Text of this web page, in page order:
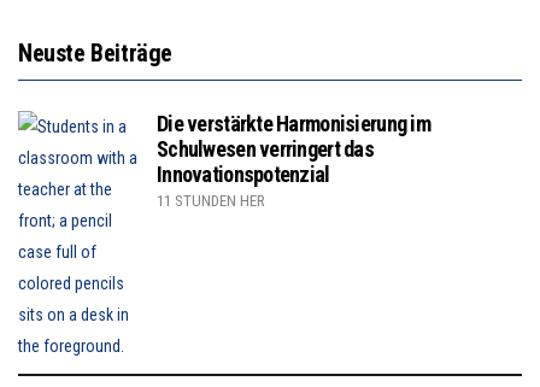
Neuste Beiträge
Die verstärkte Harmonisierung im
Schulwesen verringert das
Innovationspotenzial
11 STUNDEN HER